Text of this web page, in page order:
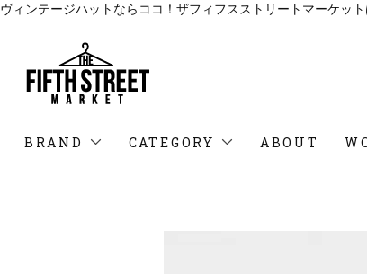
ヴィンテージハットならココ！ザフィフスストリートマーケッ
BRAND CATEGORY ABOUT